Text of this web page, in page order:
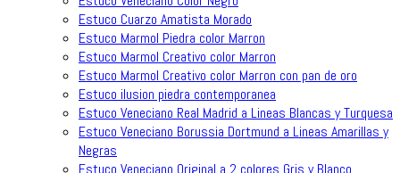
Estuco Cuarzo Amatista Morado
Estuco Marmol Piedra color Marron
Estuco Marmol Creativo color Marron
Estuco Marmol Creativo color Marron con pan de oro
Estuco ilusion piedra contemporanea
Estuco Veneciano Real Madrid a Lineas Blancas y Turquesa
Estuco Veneciano Borussia Dortmund a Lineas Amarillas y
Negras
Estuco Veneciano Original a 2 colores Gris y Blanco